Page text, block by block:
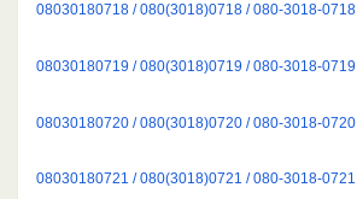
08030180718 / 080(3018)0718 / 080-3018-0718
08030180719 / 080(3018)0719 / 080-3018-0719
08030180720 / 080(3018)0720 / 080-3018-0720
08030180721 / 080(3018)0721 / 080-3018-0721